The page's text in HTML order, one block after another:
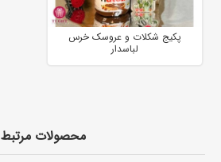
پکیج شکلات و عروسک خرس
لباسدار
محصولات مرتبط